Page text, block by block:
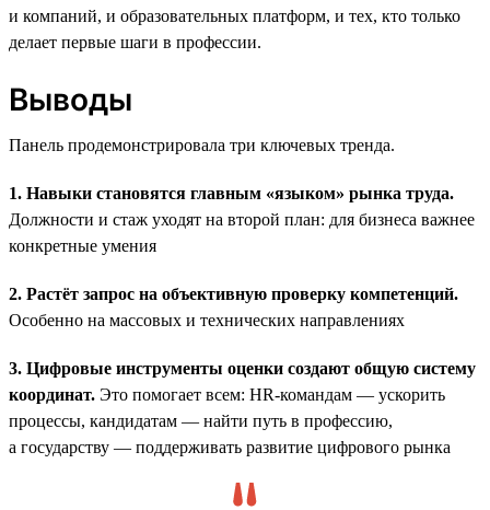
и компаний, и образовательных платформ, и тех, кто только
делает первые шаги в профессии.
Выводы
Панель продемонстрировала три ключевых тренда.
1. Навыки становятся главным «языком» рынка труда.
Должности и стаж уходят на второй план: для бизнеса важнее
конкретные умения
2. Растёт запрос на объективную проверку компетенций.
Особенно на массовых и технических направлениях
3. Цифровые инструменты оценки создают общую систему
координат. Это помогает всем: HR-командам — ускорить
процессы, кандидатам — найти путь в профессию,
а государству — поддерживать развитие цифрового рынка